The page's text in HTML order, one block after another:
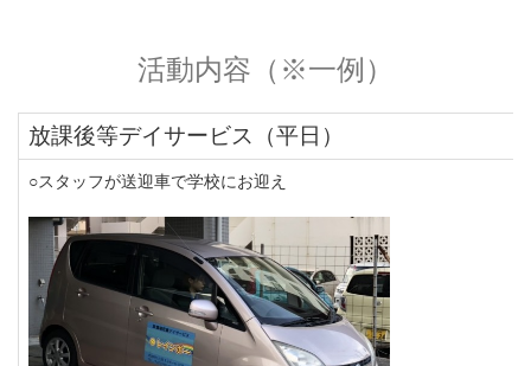
活動内容（※一例）
放課後等デイサービス（平日）
○スタッフが送迎車で学校にお迎え